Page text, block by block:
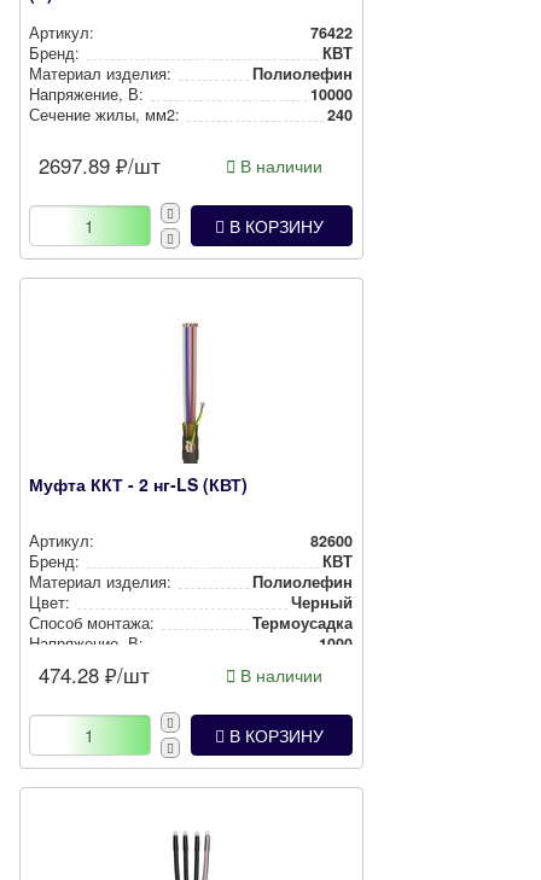
Артикул:
76422
Бренд:
КВТ
Материал изделия:
Полиолефин
Нап­ря­же­ние, В:
10000
Сечение жилы, мм2:
240
2697.89 ₽/шт В наличии
В КОРЗИНУ
Муфта ККТ - 2 нг-LS (КВТ)
Артикул:
82600
Бренд:
КВТ
Материал изделия:
Полиолефин
Цвет:
Черный
Способ монтажа:
Тер­мо­усад­ка
Нап­ря­же­ние, В:
1000
474.28 ₽/шт В наличии
В КОРЗИНУ